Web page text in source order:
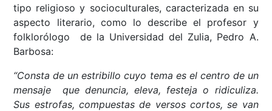
tipo religioso y socioculturales, caracterizada en su
aspecto literario, como lo describe el profesor y
folklorólogo de la Universidad del Zulia, Pedro A.
Barbosa:
“Consta de un estribillo cuyo tema es el centro de un
mensaje que denuncia, eleva, festeja o ridiculiza.
Sus estrofas, compuestas de versos cortos, se van